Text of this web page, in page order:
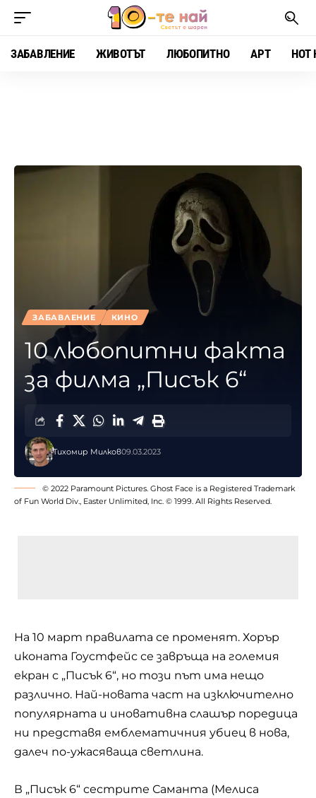
ЗАБАВЛЕНИЕ ЖИВОТЪТ ЛЮБОПИТНО АРТ HOT
ЗАБАВЛЕНИЕ КИНО
10 любопитни факта
за филма „Писък 6“
Тихомир Милков09.03.2023
© 2022 Paramount Pictures. Ghost Face is a Registered Trademark
of Fun World Div., Easter Unlimited, Inc. © 1999. All Rights Reserved.
На 10 март правилата се променят. Хорър
иконата Гоустфейс се завръща на големия
екран с „Писък 6“, но този път има нещо
различно. Най-новата част на изключително
популярната и иновативна слашър поредица
ни представя емблематичния убиец в нова,
далеч по-ужасяваща светлина.
В „Писък 6“ сестрите Саманта (Мелиса